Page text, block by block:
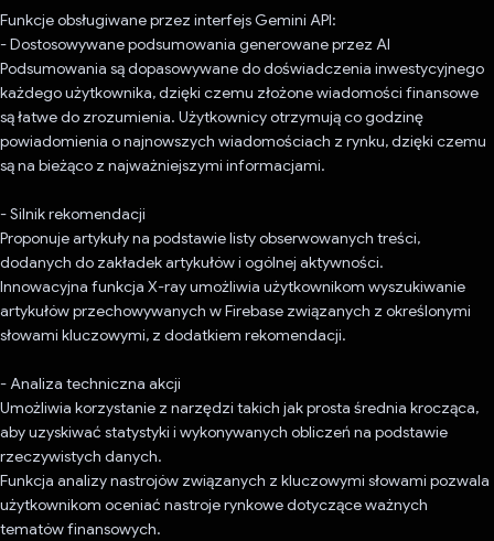
Funkcje obsługiwane przez interfejs Gemini API:
- Dostosowywane podsumowania generowane przez AI
Podsumowania są dopasowywane do doświadczenia inwestycyjnego
każdego użytkownika, dzięki czemu złożone wiadomości finansowe
są łatwe do zrozumienia. Użytkownicy otrzymują co godzinę
powiadomienia o najnowszych wiadomościach z rynku, dzięki czemu
są na bieżąco z najważniejszymi informacjami.
- Silnik rekomendacji
Proponuje artykuły na podstawie listy obserwowanych treści,
dodanych do zakładek artykułów i ogólnej aktywności.
Innowacyjna funkcja X-ray umożliwia użytkownikom wyszukiwanie
artykułów przechowywanych w Firebase związanych z określonymi
słowami kluczowymi, z dodatkiem rekomendacji.
- Analiza techniczna akcji
Umożliwia korzystanie z narzędzi takich jak prosta średnia krocząca,
aby uzyskiwać statystyki i wykonywanych obliczeń na podstawie
rzeczywistych danych.
Funkcja analizy nastrojów związanych z kluczowymi słowami pozwala
użytkownikom oceniać nastroje rynkowe dotyczące ważnych
tematów finansowych.